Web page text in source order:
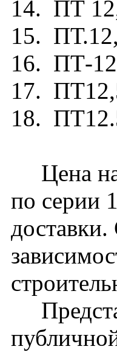
14. ПТ
15.
16. ПТ-
17.
18.
Цена на
по серии